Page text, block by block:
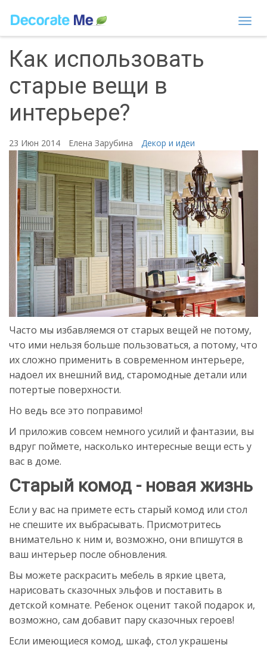
Как использовать
старые вещи в
интерьере?
23 Июн 2014 Елена Зарубина Декор и идеи
Часто мы избавляемся от старых вещей не потому,
что ими нельзя больше пользоваться, а потому, что
их сложно применить в современном интерьере,
надоел их внешний вид, старомодные детали или
потертые поверхности.
Но ведь все это поправимо!
И приложив совсем немного усилий и фантазии, вы
вдруг поймете, насколько интересные вещи есть у
вас в доме.
Старый комод - новая жизнь
Если у вас на примете есть старый комод или стол
не спешите их выбрасывать. Присмотритесь
внимательно к ним и, возможно, они впишутся в
ваш интерьер после обновления.
Вы можете раскрасить мебель в яркие цвета,
нарисовать сказочных эльфов и поставить в
детской комнате. Ребенок оценит такой подарок и,
возможно, сам добавит пару сказочных героев!
Если имеющиеся комод, шкаф, стол украшены